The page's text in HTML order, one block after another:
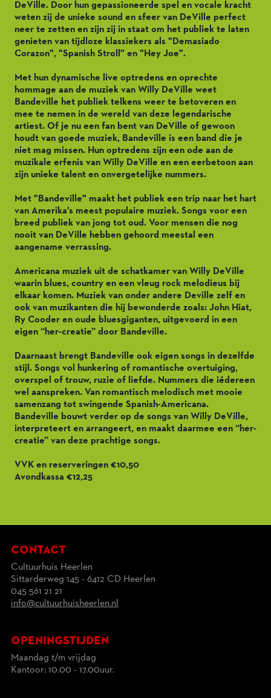
DeVille. Door hun gepassioneerde spel en vocale kracht
weten zij de unieke sound en sfeer van DeVille perfect
neer te zetten en zijn zij in staat om het publiek te laten
genieten van tijdloze klassiekers als "Demasiado
Corazon", "Spanish Stroll" en "Hey Joe".
Met hun dynamische live optredens en oprechte
hommage aan de muziek van Willy DeVille weet
Bandeville het publiek telkens weer te betoveren en
mee te nemen in de wereld van deze legendarische
artiest. Of je nu een fan bent van DeVille of gewoon
houdt van goede muziek, Bandeville is een band die je
niet mag missen. Hun optredens zijn een ode aan de
muzikale erfenis van Willy DeVille en een eerbetoon aan
zijn unieke talent en onvergetelijke nummers.
Met "Bandeville" maakt het publiek een trip naar het hart
van Amerika's meest populaire muziek. Songs voor een
breed publiek van jong tot oud. Voor mensen die nog
nooit van DeVille hebben gehoord meestal een
aangename verrassing.
Americana muziek uit de schatkamer van Willy DeVille
waarin blues, country en een vleug rock melodieus bij
elkaar komen. Muziek van onder andere Deville zelf en
ook van muzikanten die hij bewonderde zoals: John Hiat,
Ry Cooder en oude bluesgiganten, uitgevoerd in een
eigen “her-creatie” door Bandeville.
Daarnaast brengt Bandeville ook eigen songs in dezelfde
stijl. Songs vol hunkering of romantische overtuiging,
overspel of trouw, ruzie of liefde. Nummers die iédereen
wel aanspreken. Van romantisch melodisch met mooie
samenzang tot swingende Spanish-Americana.
Bandeville bouwt verder op de songs van Willy DeVille,
interpreteert en arrangeert, en maakt daarmee een “her-
creatie” van deze prachtige songs.
VVK en reserveringen €10,50
Avondkassa €12,25
contact
Cultuurhuis Heerlen
Sittarderweg 145 - 6412 CD Heerlen
045 561 21 21
info@cultuurhuisheerlen.nl
openingstijden
Maandag t/m vrijdag
Kantoor: 10.00 - 17.00uur.